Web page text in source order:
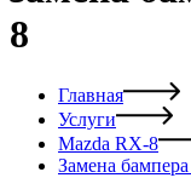
8
Главная
Услуги
Mazda RX-8
Замена